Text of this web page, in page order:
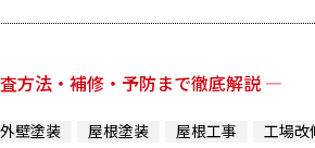
方法・補修・予防まで徹底解説 ―
外壁塗装 屋根塗装 屋根工事 工場改